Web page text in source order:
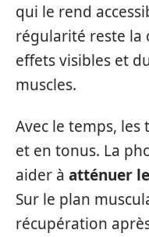
qui le rend
régularité reste la
effets visibles et
muscles.
Avec le temps,
et en tonus. La
aider à atténuer
Sur le plan
récupération